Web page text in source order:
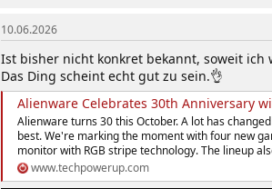
10.06.2026
Ist bisher nicht konkret bekannt, soweit ich
Das Ding scheint echt gut zu sein.👌
Alienware Celebrates 30th Anniversary
Alienware turns 30 this October. A lot has
best. We're marking the moment with four new
monitor with RGB stripe technology. The lineup
www.techpowerup.com